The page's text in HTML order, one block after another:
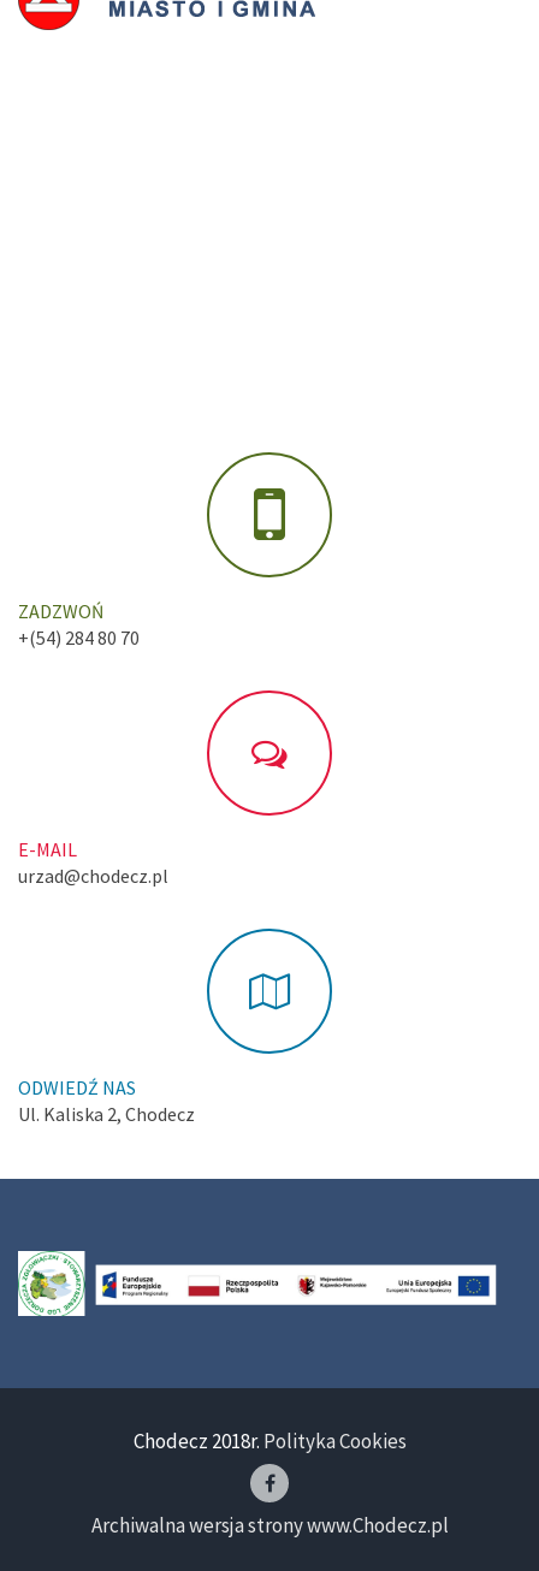
ZADZWOŃ
+(54) 284 80 70
E-MAIL
urzad@chodecz.pl
ODWIEDŹ NAS
Ul. Kaliska 2, Chodecz
Chodecz 2018r. Polityka Cookies
Archiwalna wersja strony www.Chodecz.pl